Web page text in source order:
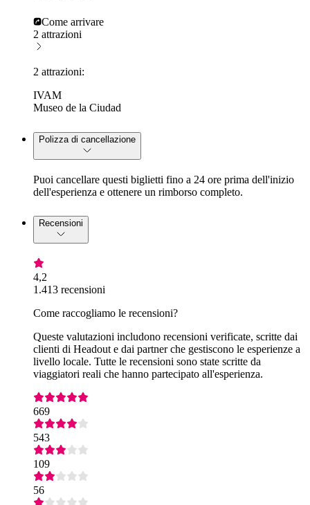
Come arrivare
2 attrazioni
2 attrazioni:
IVAM
Museo de la Ciudad
Polizza di cancellazione
Puoi cancellare questi biglietti fino a 24 ore prima dell'inizio
dell'esperienza e ottenere un rimborso completo.
Recensioni
4,2
1.413 recensioni
Come raccogliamo le recensioni?
Queste valutazioni includono recensioni verificate, scritte dai
clienti di Headout e dai partner che gestiscono le esperienze a
livello locale. Tutte le recensioni sono state scritte da
viaggiatori reali che hanno partecipato all'esperienza.
669
543
109
56